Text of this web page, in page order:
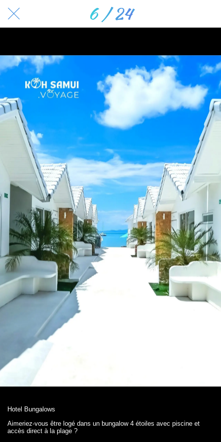
6 / 24
Hotel Bungalows
Aimeriez-vous être logé dans un bungalow 4 étoiles avec piscine et
accès direct à la plage ?